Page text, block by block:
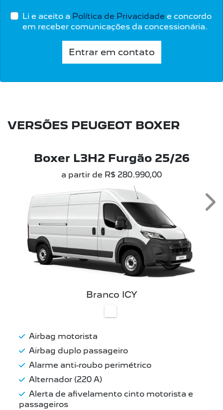
Li e aceito a Política de Privacidade e concordo
em receber comunicações da concessionária.
Entrar em contato
VERSÕES PEUGEOT BOXER
Boxer L3H2 Furgão 25/26
a partir de R$ 280.990,00
Branco ICY
Airbag motorista
Airbag duplo passageiro
Alarme anti-roubo perimétrico
Alternador (220 A)
Alerta de afivelamento cinto motorista e
passageiros